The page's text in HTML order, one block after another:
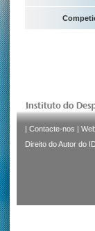
| Contacte-nos |
Direito do Autor do